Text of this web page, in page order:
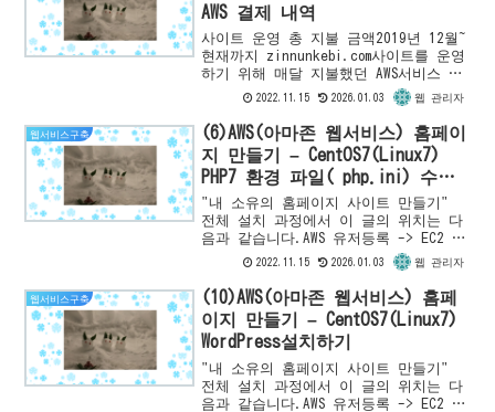
AWS 결제 내역
사이트 운영 총 지불 금액2019년 12월~
현재까지 zinnunkebi.com사이트를 운영
하기 위해 매달 지불했던 AWS서비스 결
제 금액 총 합계는 다음과 같습니
다.US$410.85매달 결제 내역현재 운용
중인 이 ...
2022.11.15 2026.01.03 웹 관리자
웹서비스구축
(6)AWS(아마존 웹서비스) 홈페이
지 만들기 – CentOS7(Linux7)
PHP7 환경 파일( php.ini) 수정
하기
"내 소유의 홈페이지 사이트 만들기"
전체 설치 과정에서 이 글의 위치는 다
음과 같습니다.AWS 유저등록 -> EC2 인
스턴스 등록 -> EC2 인스턴스 확인 ->
PHP7설치 -> Apache HTTP Server...
2022.11.15 2026.01.03 웹 관리자
웹서비스구축
(10)AWS(아마존 웹서비스) 홈페
이지 만들기 – CentOS7(Linux7)
WordPress설치하기
"내 소유의 홈페이지 사이트 만들기"
전체 설치 과정에서 이 글의 위치는 다
음과 같습니다.AWS 유저등록 -> EC2 인